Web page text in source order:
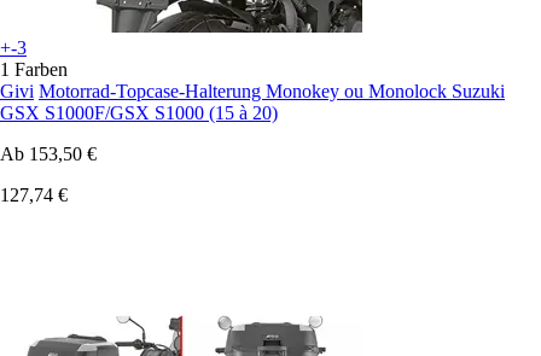
+-3
1 Farben
Givi Motorrad-Topcase-Halterung Monokey ou Monolock Suzuki
GSX S1000F/GSX S1000 (15 à 20)
Ab 153,50 €
127,74 €